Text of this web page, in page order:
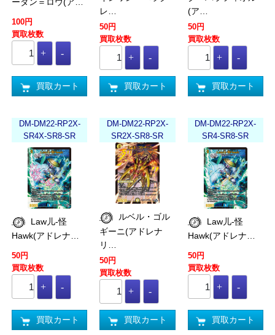
100円
買取枚数
買取カート
レ…
50円
買取枚数
買取カート
(ア…
50円
買取枚数
買取カート
DM-DM22-RP2X-
SR4X-SR8-SR
Hawk(アドレナ…
50円
買取枚数
買取カート
DM-DM22-RP2X-
SR2X-SR8-SR
ギーニ(アドレナ
リ…
50円
買取枚数
買取カート
DM-DM22-RP2X-
SR4-SR8-SR
Hawk(アドレナ…
50円
買取枚数
買取カート